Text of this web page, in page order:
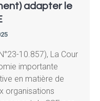
adapter le
10.857), La Cour
importante
en matière de
organisations